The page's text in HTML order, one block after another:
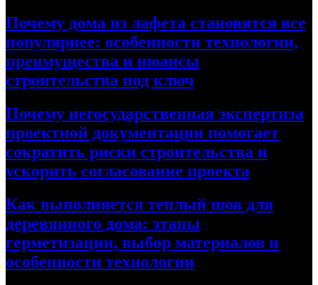
Почему дома из лафета становятся все
популярнее: особенности технологии,
преимущества и нюансы
строительства под ключ
Почему негосударственная экспертиза
проектной документации помогает
сократить риски строительства и
ускорить согласование проекта
Как выполняется теплый шов для
деревянного дома: этапы
герметизации, выбор материалов и
особенности технологии